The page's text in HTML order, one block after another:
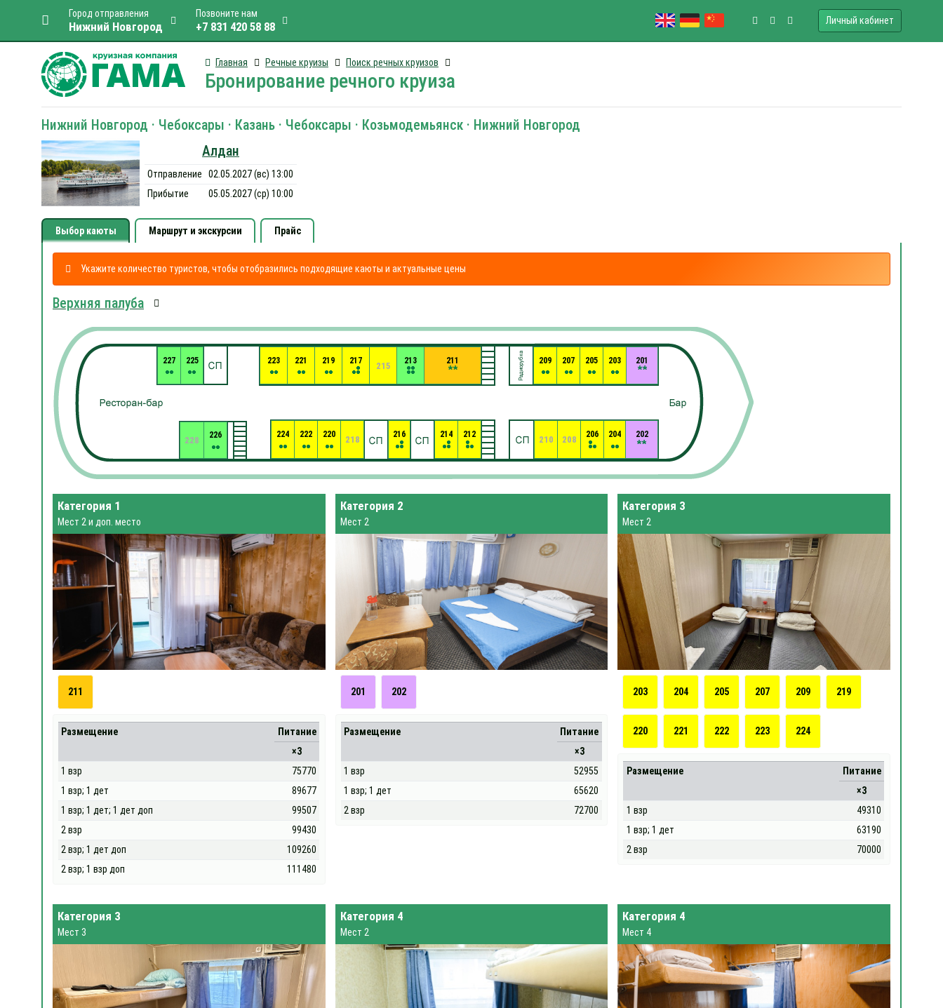
Город отправления
Нижний Новгород
Позвоните нам
+7 831 420 58 88 Личный кабинет
Главная Речные круизы Поиск речных круизов
Бронирование речного круиза
Нижний Новгород · Чебоксары · Казань · Чебоксары · Козьмодемьянск · Нижний Новгород
Алдан
Отправление
02.05.2027 (вс) 13:00
Прибытие
05.05.2027 (ср) 10:00
Выбор каюты Маршрут и экскурсии Прайс
Укажите количество туристов, чтобы отобразились подходящие каюты и актуальные цены
Верхняя палуба
201
202
203
204
205
206
207
208
209
210
211
212
213
214
215
216
217
218
219
220
221
222
223
224
225
226
227
228
Категория 1
Мест 2 и доп. место
211
Размещение
Питание
×3
1 взр
75770
1 взр; 1 дет
89677
1 взр; 1 дет; 1 дет доп
99507
2 взр
99430
2 взр; 1 дет доп
109260
2 взр; 1 взр доп
111480
Категория 2
Мест 2
201 202
Размещение
Питание
×3
1 взр
52955
1 взр; 1 дет
65620
2 взр
72700
Категория 3
Мест 2
203 204 205 207 209 219
220 221 222 223 224
Размещение
Питание
×3
1 взр
49310
1 взр; 1 дет
63190
2 взр
70000
Категория 3
Мест 3
Категория 4
Мест 2
Категория 4
Мест 4